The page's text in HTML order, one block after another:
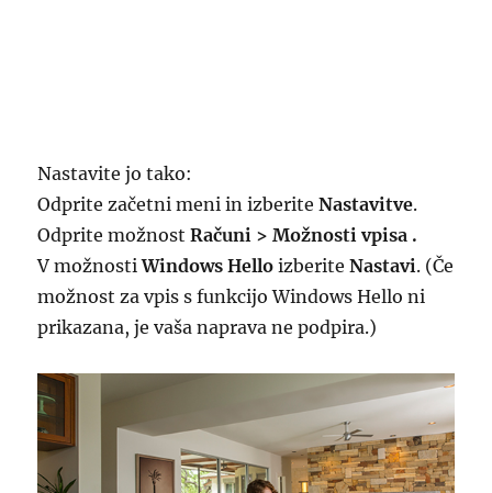
Nastavite jo tako:
Odprite začetni meni in izberiteNastavitve.
Odprite možnostRačuni > Možnosti vpisa .
V možnostiWindows Hello izberiteNastavi. (Če
možnost za vpis s funkcijo Windows Hello ni
prikazana, je vaša naprava ne podpira.)